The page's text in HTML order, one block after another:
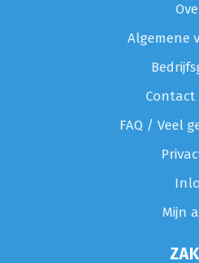
Algemene
Contact
FAQ / Veel
Mijn